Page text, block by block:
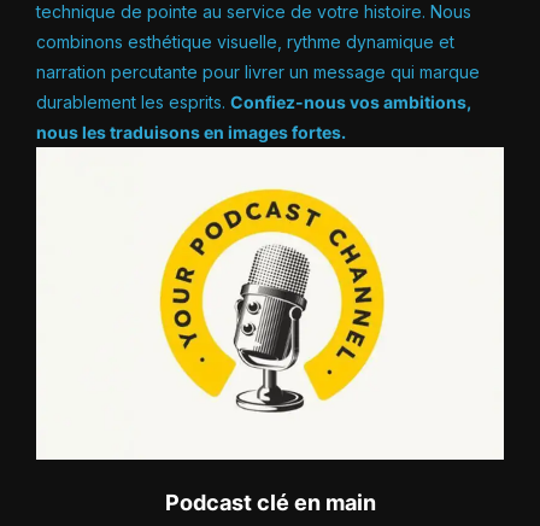
technique de pointe au service de votre histoire. Nous
combinons esthétique visuelle, rythme dynamique et
narration percutante pour livrer un message qui marque
durablement les esprits. Confiez-nous vos ambitions,
nous les traduisons en images fortes.
Podcast clé en main